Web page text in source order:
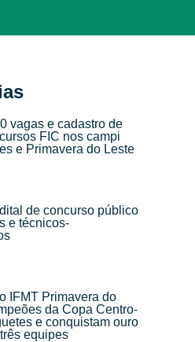
vagas e cadastro de
FIC nos campi
e Primavera do Leste
de concurso público
e técnicos-
IFMT Primavera do
da Copa Centro-
e conquistam ouro
equipes